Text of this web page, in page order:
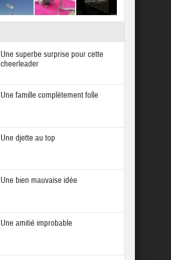
Une superbe surprise pour cette
cheerleader
Une famille complètement folle
Une djette au top
Une bien mauvaise idée
Une amitié improbable